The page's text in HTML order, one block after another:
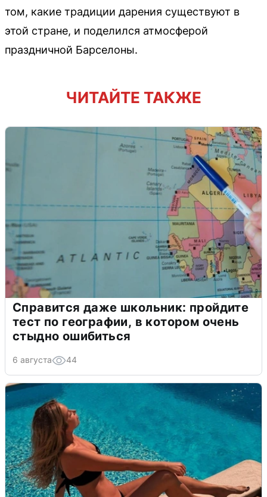
том, какие традиции дарения существуют в
этой стране, и поделился атмосферой
праздничной Барселоны.
ЧИТАЙТЕ ТАКЖЕ
Справится даже школьник: пройдите
тест по географии, в котором очень
стыдно ошибиться
6 августа 44